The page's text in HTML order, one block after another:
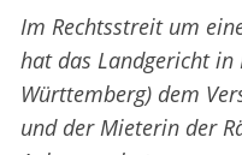
Im Rechtsstreit um
hat das Landgericht in
Württemberg) dem
und der Mieterin der